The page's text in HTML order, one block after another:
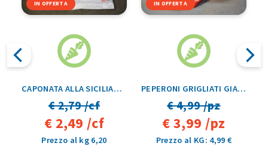
IN OFFERTA
CAPONATA ALLA SICILIANA GIAS 450GR
€ 2,79 /cf
€ 2,49 /cf
Prezzo al kg 6,20
IN OFFERTA
PEPERONI GRIGLIATI GIAS 1KG
€ 4,99 /pz
€ 3,99 /pz
Prezzo al KG: 4,99 €